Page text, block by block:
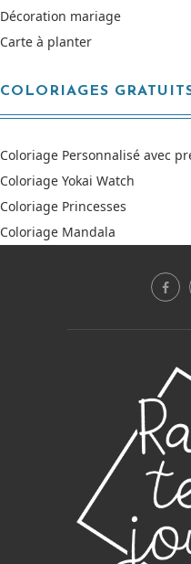
Décoration mariage
Carte à planter
COLORIAGES
Coloriage Personnalisé avec
Coloriage Yokai Watch
Coloriage Princesses
Coloriage Mandala